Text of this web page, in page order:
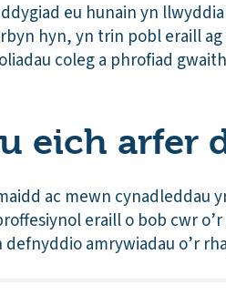
eu hunain yn
hyn, yn trin pobl eraill ag
coleg a phrofiad
eich arfer
ac mewn cynadleddau
eraill o bob cwr o’r
amrywiadau o’r